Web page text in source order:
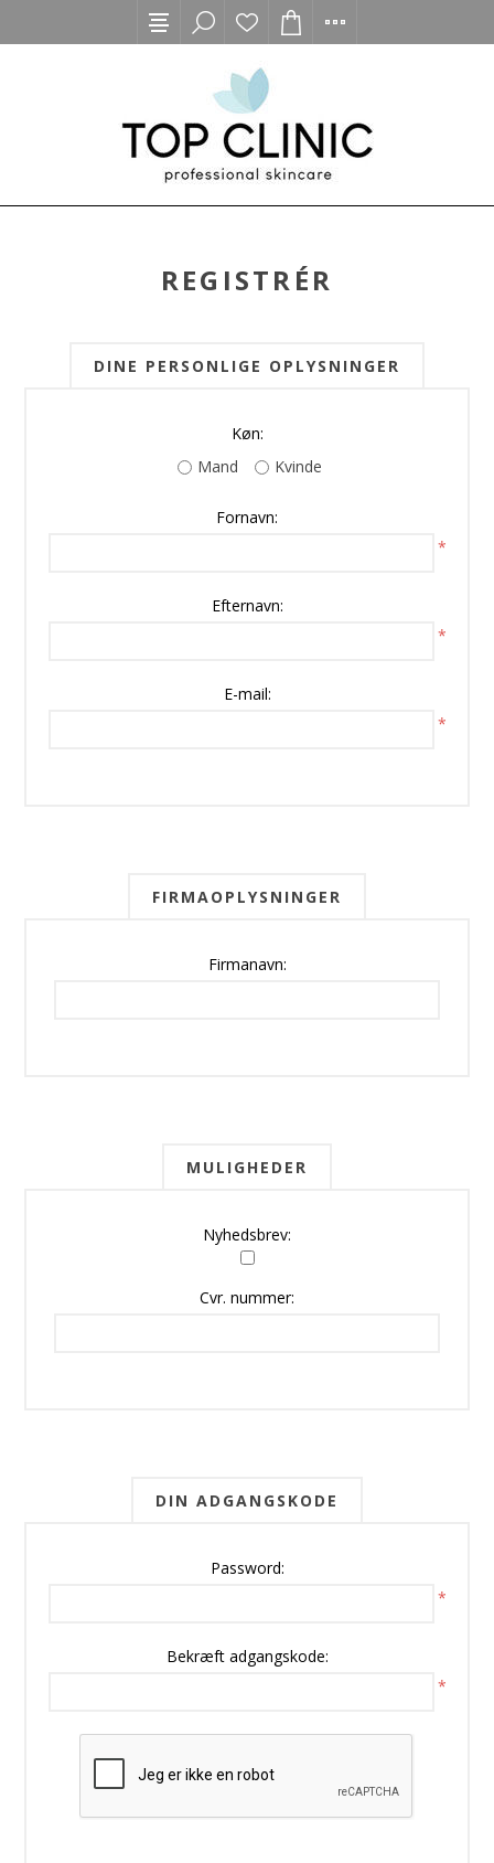
REGISTRÉR
DINE PERSONLIGE OPLYSNINGER
Køn:
Mand
Kvinde
Fornavn:
*
Efternavn:
*
E-mail:
*
FIRMAOPLYSNINGER
Firmanavn:
MULIGHEDER
Nyhedsbrev:
Cvr. nummer:
DIN ADGANGSKODE
Password:
*
Bekræft adgangskode:
*